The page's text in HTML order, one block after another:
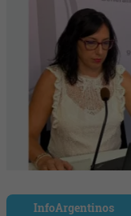
InfoArgentinos